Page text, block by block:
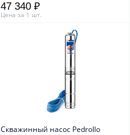
47 340 ₽
Цена за 1 шт.
Скважинный насос Pedrollo